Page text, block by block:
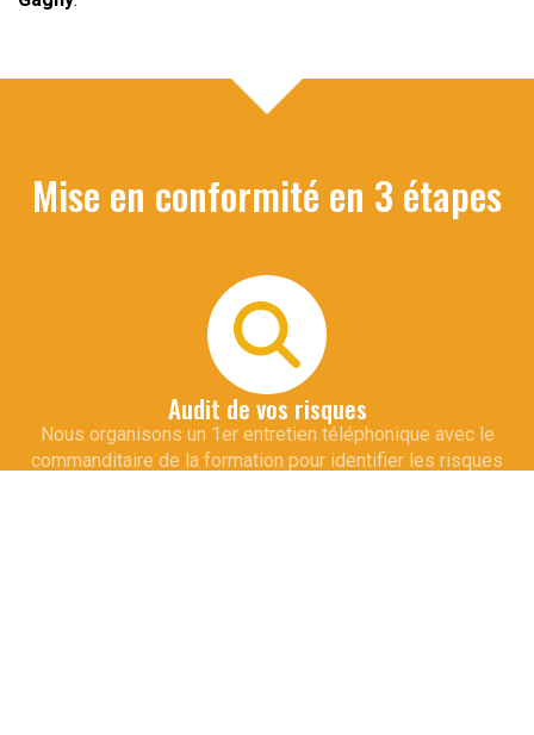
Mise en conformité en 3 étapes
Audit de vos risques
Nous organisons un 1er entretien téléphonique avec le
commanditaire de la formation pour identifier les risques